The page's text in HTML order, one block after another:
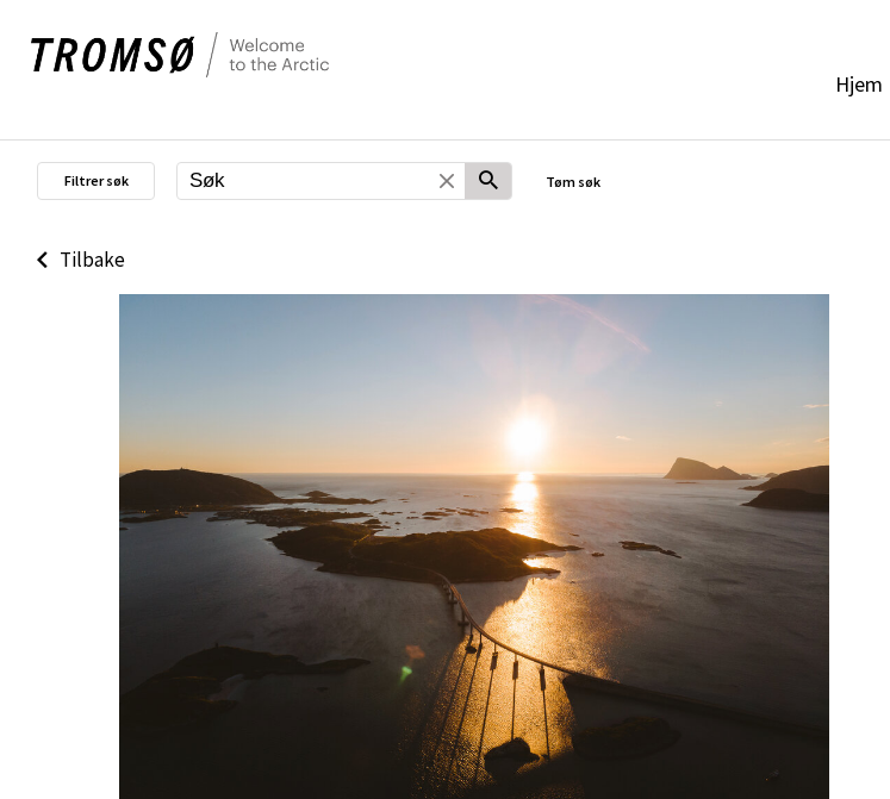
Hjem
Filtrer søk Tøm søk
Tilbake